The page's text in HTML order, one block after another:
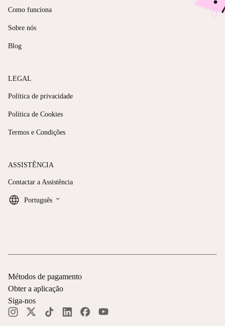
Como funciona
Sobre nós
Blog
LEGAL
Política de privacidade
Política de Cookies
Termos e Condições
ASSISTÊNCIA
Contactar a Assistência
Português keyboard_arrow_down
Métodos de pagamento
Obter a aplicação
Siga-nos